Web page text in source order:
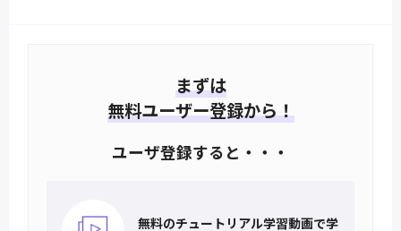
まずは
無料ユーザー登録から！
ユーザ登録すると・・・
無料のチュートリアル学習動画で学